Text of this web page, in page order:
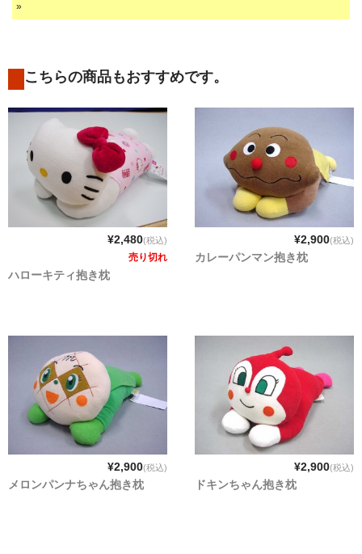
»
こちらの商品もおすすめです。
¥2,480(税込)
売り切れ
ハローキティ抱き枕
¥2,900(税込)
カレーパンマン抱き枕
¥2,900(税込)
メロンパンナちゃん抱き枕
¥2,900(税込)
ドキンちゃん抱き枕